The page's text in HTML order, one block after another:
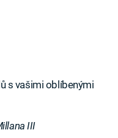
s vašimi oblíbenými
III